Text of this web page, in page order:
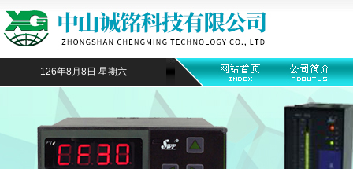
126年8月8日 星期六